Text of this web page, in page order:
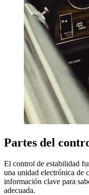
Partes del
El control de estabilidad
una unidad electrónica de
información clave para
adecuada.